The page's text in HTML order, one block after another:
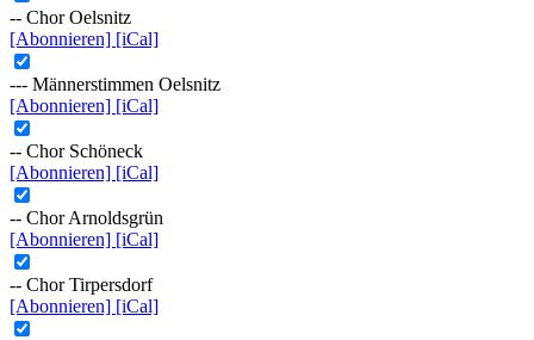
-- Chor Oelsnitz
[Abonnieren] [iCal]
--- Männerstimmen Oelsnitz
[Abonnieren] [iCal]
-- Chor Schöneck
[Abonnieren] [iCal]
-- Chor Arnoldsgrün
[Abonnieren] [iCal]
-- Chor Tirpersdorf
[Abonnieren] [iCal]